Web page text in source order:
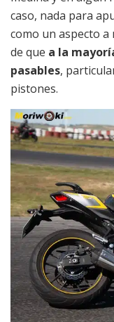
caso, nada para
como un aspecto
de que a la
pasables,
pistones.